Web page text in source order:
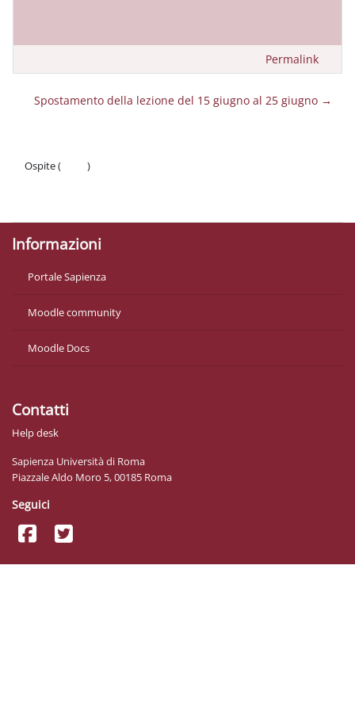
Permalink
Spostamento della lezione del 15 giugno al 25 giugno →
Ospite (
)
Informazioni
Portale Sapienza
Moodle community
Moodle Docs
Contatti
Help desk
Sapienza Università di Roma
Piazzale Aldo Moro 5, 00185 Roma
Seguici